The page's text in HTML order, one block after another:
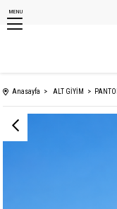
MENU
Anasayfa ALT GİYİM